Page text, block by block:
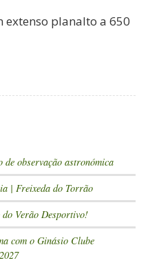
extenso planalto a 650
de observação astronómica
| Freixeda do Torrão
do Verão Desportivo!
com o Ginásio Clube